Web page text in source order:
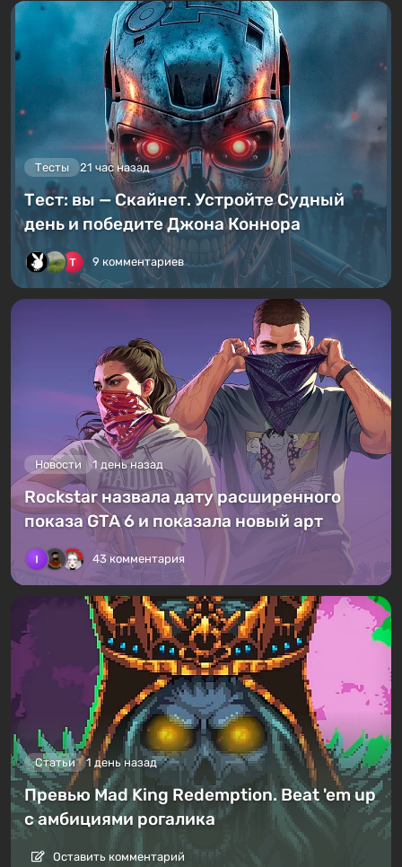
Тесты 21 час назад
Тест: вы — Скайнет. Устройте Судный
день и победите Джона Коннора
9 комментариев
Новости 1 день назад
Rockstar назвала дату расширенного
показа GTA 6 и показала новый арт
43 комментария
Статьи 1 день назад
Превью Mad King Redemption. Beat 'em up
с амбициями рогалика
Оставить комментарий